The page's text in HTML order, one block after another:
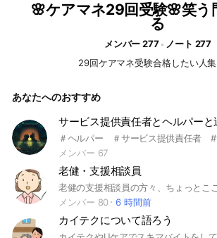
🌸ケアマネ29回受験🌸笑う
る
メンバー 277
ノート 277
29回ケアマネ受験合格したい人集
あなたへのおすすめ
＃ヘルパー ＃サービス提供責任者
メンバー 67
老健・支援相談員
老健の支援相談員の方々、ちょっとこ
メンバー 80
6 時間前
カイテクについて語ろう